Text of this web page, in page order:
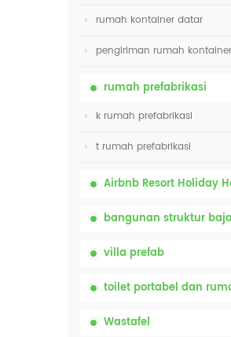
rumah kontainer datar
pengiriman rumah kontainer
rumah prefabrikasi
k rumah prefabrikasi
t rumah prefabrikasi
Airbnb Resort Holiday
bangunan struktur baja
villa prefab
toilet portabel dan
Wastafel